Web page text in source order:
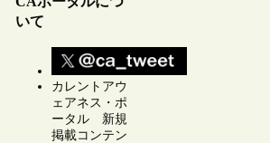
いて
カレントアウ
ェアネス・ポ
ータル 新規
掲載コンテン